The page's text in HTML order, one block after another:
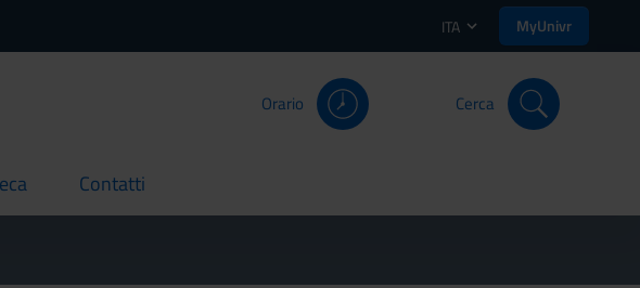
ITA MyUnivr
Orario Cerca
Contatti
current